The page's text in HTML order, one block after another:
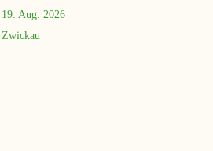
19. Aug. 2026
Zwickau